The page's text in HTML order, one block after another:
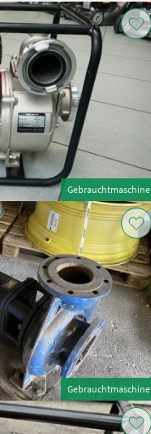
Gebrauchtmaschine
Gebrauchtmaschine